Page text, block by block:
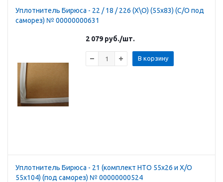
Уплотнитель Бирюса - 22 / 18 / 226 (Х\О) (55х83) (С/О под
саморез) № 00000000631
2 079 руб./шт.
В корзину
Уплотнитель Бирюса - 21 (комплект НТО 55х26 и Х/О
55х104) (под саморез) № 00000000524